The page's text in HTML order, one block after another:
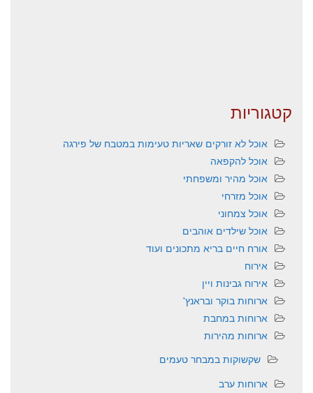
קטגוריות
אוכל לא זורקים שאריות טעימות במטבח של פירגה
אוכל להקפאה
אוכל מהיר ומשפחתי
אוכל מזרחי
אוכל צמחוני
אוכל שילדים אוהבים
אורח חיים בריא מתכונים ועוד
אירוח
אירוח גבינות ויין
ארוחות בוקר ובראנץ'
ארוחות במחבת
ארוחות מהירות
שקשוקות במבחר טעמים
ארוחות ערב